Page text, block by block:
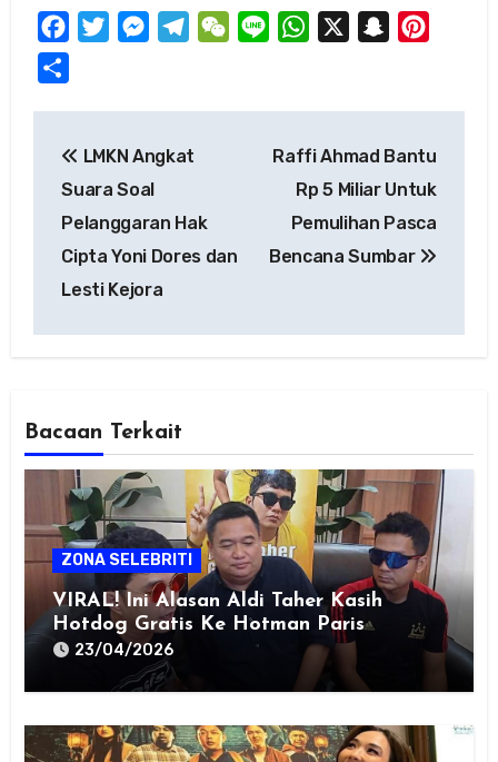
FacebookTwitterMessengerTelegramWeChat
Line WhatsApp Snapchat
navigation
LMKN Angkat
Suara Soal
Pelanggaran Hak
Cipta Yoni Dores dan
Lesti Kejora
Raffi Ahmad Bantu
Rp 5 Miliar Untuk
Pemulihan Pasca
Bencana Sumbar
Bacaan Terkait
ZONA SELEBRITI
VIRAL! Ini Alasan Aldi Taher Kasih
Hotdog Gratis Ke Hotman Paris
23/04/2026